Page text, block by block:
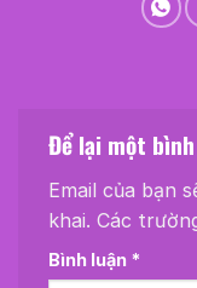
Để lại một
Email của bạn
khai. Các
Bình luận *